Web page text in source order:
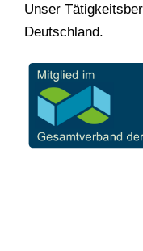
Unser
Deutschland.